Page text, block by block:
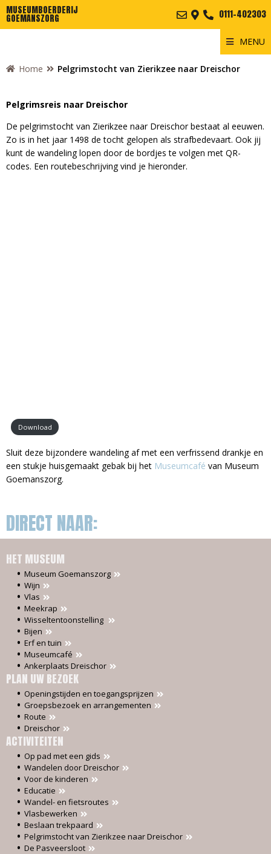
MUSEUMBOERDERIJ
GOEMANSZORG 0111-402303
MENU
Home Pelgrimstocht van Zierikzee naar Dreischor
Pelgrimsreis naar Dreischor
De pelgrimstocht van Zierikzee naar Dreischor bestaat al eeuwen.
Zo is in het jaar 1498 de tocht gelopen als strafbedevaart. Ook jij
kunt de wandeling lopen door de bordjes te volgen met QR-
codes. Een routebeschrijving vind je hieronder.
Download
Sluit deze bijzondere wandeling af met een verfrissend drankje en
een stukje huisgemaakt gebak bij het Museumcafé van Museum
Goemanszorg.
DIRECT NAAR:
HET MUSEUM
Museum Goemanszorg
Wijn
Vlas
Meekrap
Wisseltentoonstelling
Bijen
Erf en tuin
Museumcafé
Ankerplaats Dreischor
PLAN UW BEZOEK
Openingstijden en toegangsprijzen
Groepsbezoek en arrangementen
Route
Dreischor
ACTIVITEITEN
Op pad met een gids
Wandelen door Dreischor
Voor de kinderen
Educatie
Wandel- en fietsroutes
Vlasbewerken
Beslaan trekpaard
Pelgrimstocht van Zierikzee naar Dreischor
De Pasveersloot